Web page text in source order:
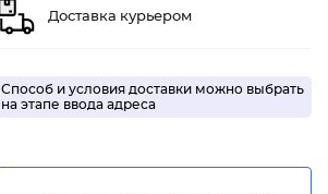
Доставка курьером
Способ и условия доставки можно выбрать
на этапе ввода адреса